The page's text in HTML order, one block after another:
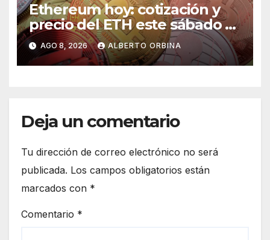
Ethereum hoy: cotización y
precio del ETH este sábado 8
de agosto de 2026
AGO 8, 2026 ALBERTO ORBINA
Deja un comentario
Tu dirección de correo electrónico no será
publicada. Los campos obligatorios están
marcados con *
Comentario *